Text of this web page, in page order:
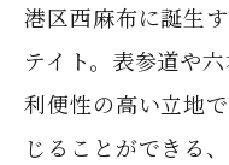
港区西麻布に誕生
テイト。表参道や
利便性の高い立地
じることができる